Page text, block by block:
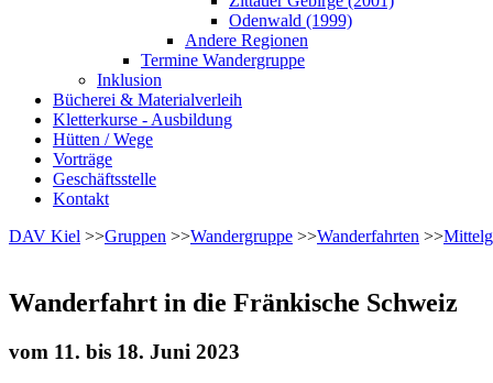
Odenwald (1999)
Andere Regionen
Termine Wandergruppe
Inklusion
Bücherei & Materialverleih
Kletterkurse - Ausbildung
Hütten / Wege
Vorträge
Geschäftsstelle
Kontakt
DAV Kiel >>Gruppen >>Wandergruppe >>Wanderfahrten >>
Wanderfahrt in die Fränkische Schweiz
vom 11. bis 18. Juni 2023